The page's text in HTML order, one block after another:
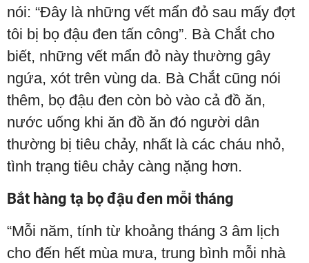
nói: “Đây là những vết mẩn đỏ sau mấy đợt
tôi bị bọ đậu đen tấn công”. Bà Chắt cho
biết, những vết mẩn đỏ này thường gây
ngứa, xót trên vùng da. Bà Chắt cũng nói
thêm, bọ đậu đen còn bò vào cả đồ ăn,
nước uống khi ăn đồ ăn đó người dân
thường bị tiêu chảy, nhất là các cháu nhỏ,
tình trạng tiêu chảy càng nặng hơn.
Bắt hàng tạ bọ đậu đen mỗi tháng
“Mỗi năm, tính từ khoảng tháng 3 âm lịch
cho đến hết mùa mưa, trung bình mỗi nhà